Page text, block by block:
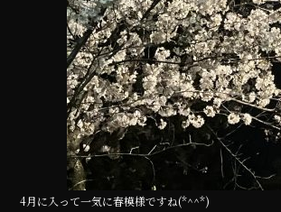
4月に入って一気に春模様ですね(*^^*)